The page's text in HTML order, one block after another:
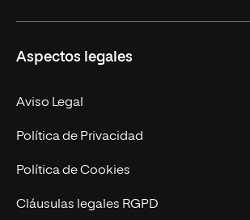
Másteres Propios
Doctorados
Experto Universitario
Postgrados
Cursos Universitarios
Facultades
Nuestro Equipo
Trabaja en UNIR
Actualidad
UNIR Revista
Aspectos legales
Aviso Legal
Política de Privacidad
Política de Cookies
Cláusulas legales RGPD